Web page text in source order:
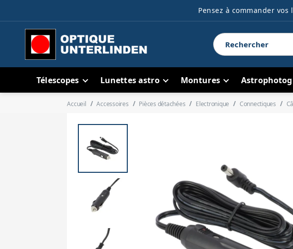
Pensez à commander
Télescopes Lunettes astro Montures
Accueil Accessoires Pièces détachées Electronique Connectiques